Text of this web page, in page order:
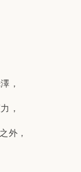
，
，
外，